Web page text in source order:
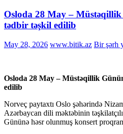
Osloda 28 May –
tədbir təşkil edilib
May 28, 2026 www.bitik.az Bir şərh
Osloda 28 May – Müstəqillik
edilib
Norveç paytaxtı Oslo şəhərində
Azərbaycan dili məktəbinin
Gününə həsr olunmuş konsert